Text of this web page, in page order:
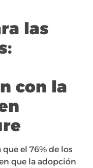
las
con la
el 76% de los
que la adopción